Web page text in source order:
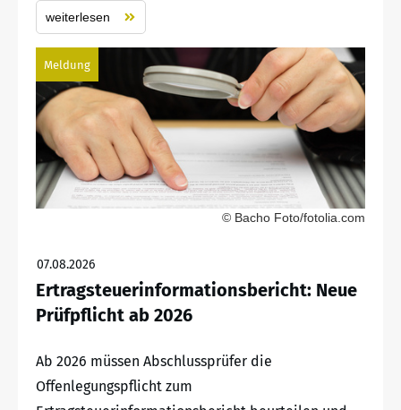
weiterlesen
Meldung
© Bacho Foto/fotolia.com
07.08.2026
Ertragsteuerinformationsbericht: Neue
Prüfpflicht ab 2026
Ab 2026 müssen Abschlussprüfer die
Offenlegungspflicht zum